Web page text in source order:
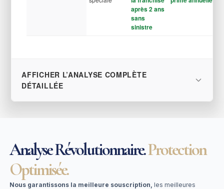
après 2 ans
sans
sinistre
AFFICHER L’ANALYSE COMPLÈTE
DÉTAILLÉE
Analyse Révolutionnaire.Protection
Optimisée.
Nous garantissons la meilleure souscription, les meilleures